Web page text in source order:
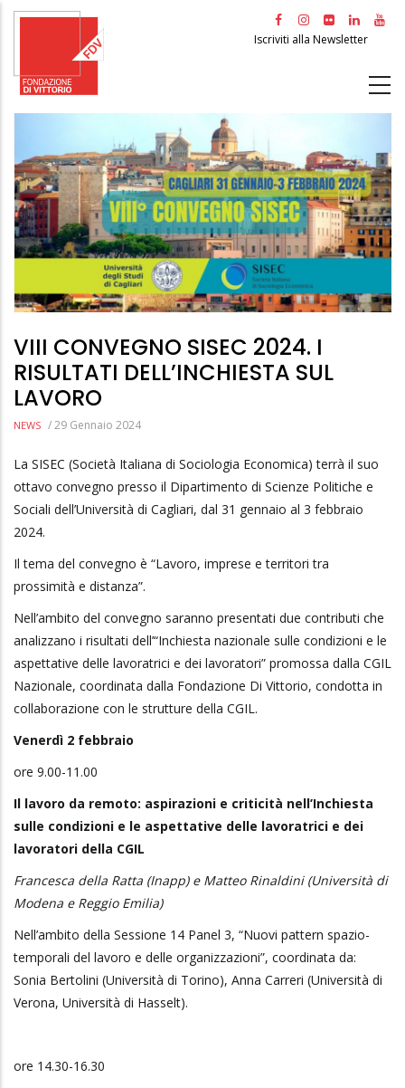
Salta
principale
Iscriviti alla Newsletter
VIII CONVEGNO SISEC 2024. I
RISULTATI DELL’INCHIESTA SUL
LAVORO
NEWS /29 Gennaio 2024
La SISEC (Società Italiana di Sociologia Economica) terrà il suo
ottavo convegno presso il Dipartimento di Scienze Politiche e
Sociali dell’Università di Cagliari, dal 31 gennaio al 3 febbraio
2024.
Il tema del convegno è “Lavoro, imprese e territori tra
prossimità e distanza”.
Nell’ambito del convegno saranno presentati due contributi che
analizzano i risultati dell’“Inchiesta nazionale sulle condizioni e le
aspettative delle lavoratrici e dei lavoratori” promossa dalla CGIL
Nazionale, coordinata dalla Fondazione Di Vittorio, condotta in
collaborazione con le strutture della CGIL.
Venerdì 2 febbraio
ore 9.00-11.00
Il lavoro da remoto: aspirazioni e criticità nell’Inchiesta
sulle condizioni e le aspettative delle lavoratrici e dei
lavoratori della CGIL
Francesca della Ratta (Inapp) e Matteo Rinaldini (Università di
Modena e Reggio Emilia)
Nell’ambito della Sessione 14 Panel 3, “Nuovi pattern spazio-
temporali del lavoro e delle organizzazioni”, coordinata da:
Sonia Bertolini (Università di Torino), Anna Carreri (Università di
Verona, Università di Hasselt).
ore 14.30-16.30